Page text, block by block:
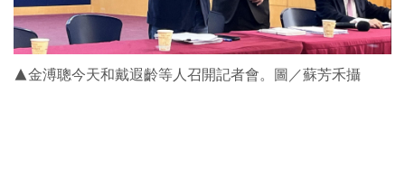
▲金溥聰今天和戴遐齡等人召開記者會。圖／蘇芳禾攝